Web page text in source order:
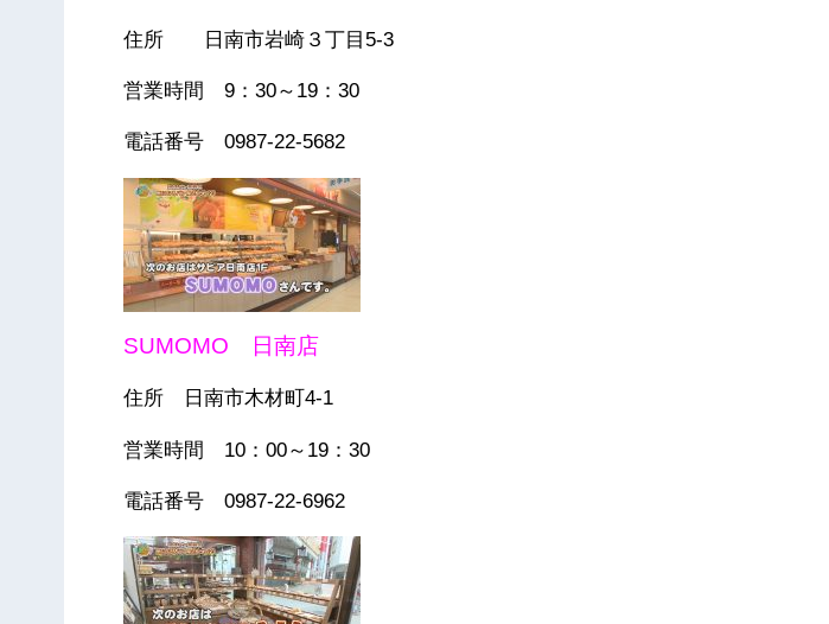
住所 日南市岩崎３丁目5-3
営業時間 9：30～19：30
電話番号 0987-22-5682
SUMOMO 日南店
住所 日南市木材町4-1
営業時間 10：00～19：30
電話番号 0987-22-6962